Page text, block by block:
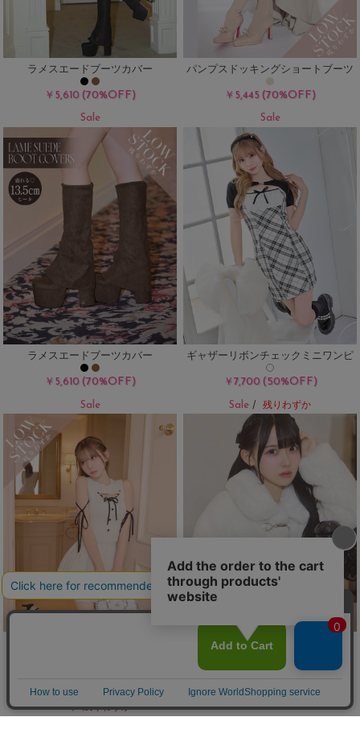
ラメスエードブーツカバー
￥5,610 (70%OFF)
パンプスドッキングショートブーツ
￥5,445 (70%OFF)
Sale
ラメスエードブーツカバー
￥5,610 (70%OFF)
Sale
ギャザーリボンチェックミニワンピ
￥7,700 (50%OFF)
Sale Sale / 残りわずか
トグルファーショートコート
￥5,940(70%OFF)
Sale/残りわずか Sale